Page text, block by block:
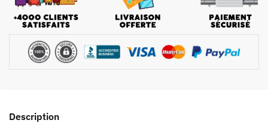
Description